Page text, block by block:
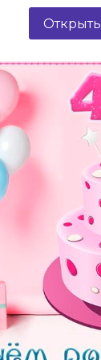
Открыть